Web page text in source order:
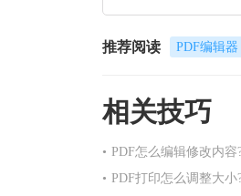
推荐阅读 PDF编辑器
相关技巧
• PDF怎么编辑修改内容
• PDF打印怎么调整大小